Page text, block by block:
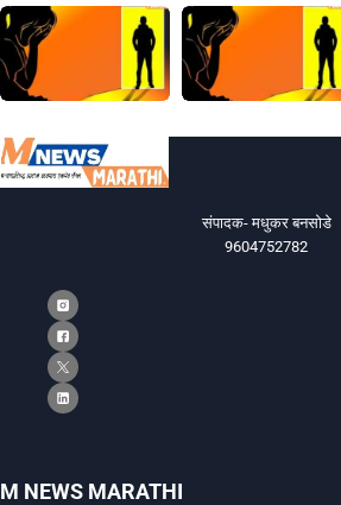
संपादक- मधुकर बनसोडे
9604752782
M NEWS MARATHI